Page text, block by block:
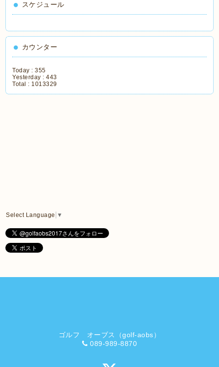
スケジュール
カウンター
Today :355
Yesterday :443
Total : 1013329
Select Language ▼
ゴルフ オーブス（golf-aobs）
089-989-8870